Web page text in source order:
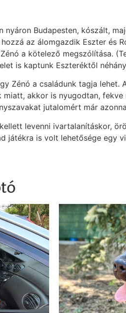
Budapesten, kószált,
az álomgazdik Eszter és
a kötelező megszólítása.
is kaptunk Eszteréktől
Zénó a családunk tagja lehet.
akkor is nyugodtan,
jutalomért már
levenni ivartalanításkor,
játékra is volt lehetősége egy